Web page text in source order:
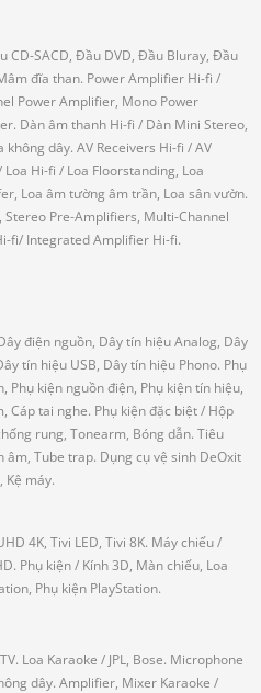
CD-SACD, Đầu DVD, Đầu Bluray, Đầu
đĩa than. Power Amplifier Hi-fi /
Power Amplifier, Mono Power
Dàn âm thanh Hi-fi / Dàn Mini Stereo,
không dây. AV Receivers Hi-fi / AV
Loa Hi-fi / Loa Floorstanding, Loa
Loa âm tường âm trần, Loa sân vườn.
Stereo Pre-Amplifiers, Multi-Channel
fi/ Integrated Amplifier Hi-fi.
điện nguồn, Dây tín hiệu Analog, Dây
tín hiệu USB, Dây tín hiệu Phono. Phụ
Phụ kiện nguồn điện, Phụ kiện tín hiệu,
Cáp tai nghe. Phụ kiện đặc biệt/ Hộp
rung, Tonearm, Bóng dẫn. Tiêu
âm, Tube trap. Dụng cụ vệ sinh DeOxit
Kệ máy.
4K, Tivi LED, Tivi 8K. Máy chiếu/
Phụ kiện/ Kính 3D, Màn chiếu, Loa
Phụ kiện PlayStation.
Loa Karaoke / JPL, Bose. Microphone
dây. Amplifier, Mixer Karaoke /